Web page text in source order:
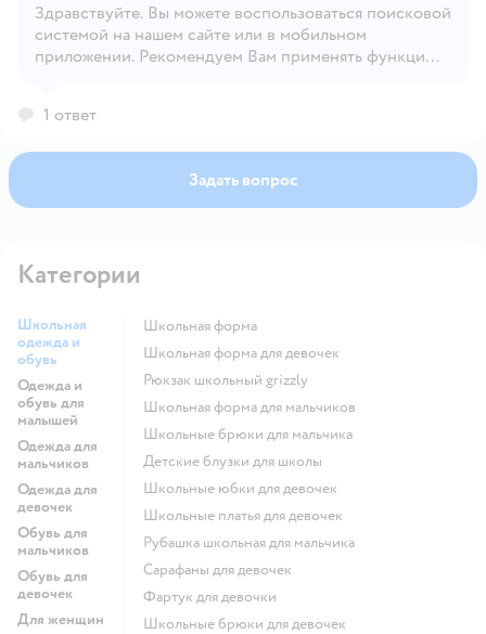
Открыть вопрос
Здравствуйте. Вы можете воспользоваться поисковой
системой на нашем сайте или в мобильном
приложении. Рекомендуем Вам применять функцию
1 ответ
Задать вопрос
Категории
Школьная
одежда и
обувь
Одежда и
обувь для
малышей
Одежда для
мальчиков
Одежда для
девочек
Обувь для
мальчиков
Обувь для
девочек
Для женщин
Школьная форма
Школьная форма для девочек
Рюкзак школьный grizzly
Школьная форма для мальчиков
Школьные брюки для мальчика
Детские блузки для школы
Школьные юбки для девочек
Школьные платья для девочек
Рубашка школьная для мальчика
Сарафаны для девочек
Фартук для девочки
Школьные брюки для девочек